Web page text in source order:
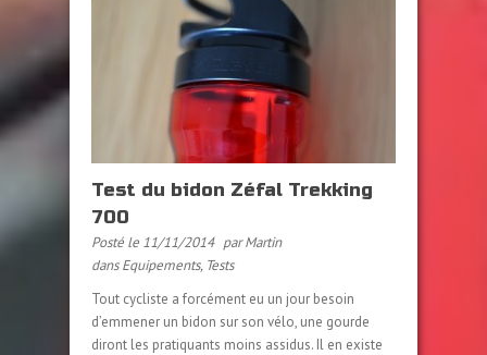
Test du bidon Zéfal Trekking
700
Posté le 11/11/2014 par Martin
dansEquipements, Tests
Tout cycliste a forcément eu un jour besoin
d’emmener un bidon sur son vélo, une gourde
diront les pratiquants moins assidus. Il en existe